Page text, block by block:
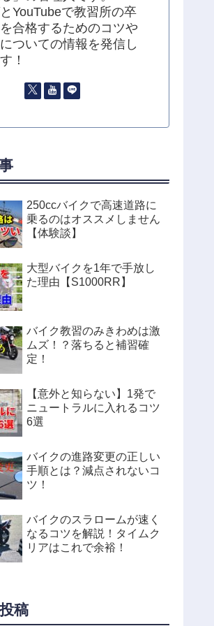
YouTubeで教習所の卒
合格するためのコツや
ついての情報を発信し
！
250ccバイクで高速道路に
乗るのはオススメしません
【体験談】
大型バイクを1年で手放し
た理由【S1000RR】
バイク教習のみきわめは激
ムズ！？落ちると補習確
定！
【意外と知らない】1発で
ニュートラルに入れるコツ
6選
バイクの進路変更の正しい
手順とは？減点されないコ
ツ！
バイクのスラロームが速く
なるコツを解説！タイムク
リアはこれで余裕！
稿